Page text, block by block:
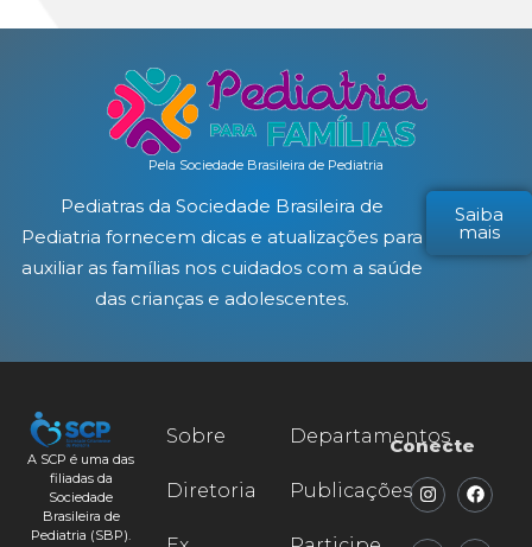
Pela Sociedade Brasileira de Pediatria
Pediatras da Sociedade Brasileira de
Pediatria fornecem dicas e atualizações para
auxiliar as famílias nos cuidados com a saúde
das crianças e adolescentes.
Saiba
mais
A SCP é uma das
filiadas da
Sociedade
Brasileira de
Pediatria (SBP).
Sobre
Diretoria
Departamentos
Publicações
Conecte